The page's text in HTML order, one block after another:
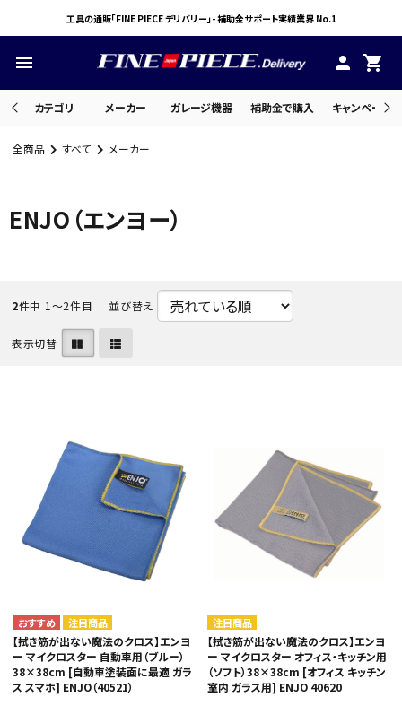
工具の通販「FINE PIECE デリバリー」- 補助金サポート実績業界 No.1
menu person shopping_cart
カテゴリ メーカー ガレージ機器 補助金で購入 キャンペーン
meeting_room ログイン person 会員登録
カテゴリから選ぶ
ガレージ機器
補助金で購入
全商品 すべて メーカー
ENJO（エンヨー）
2件中 1〜2件目 並び替え
表示切替
注目商品
【拭き筋が出ない魔法のクロス】エンヨ
ー マイクロスター 自動車用（ブルー）
38×38cm [自動車塗装面に最適 ガラ
ス スマホ] ENJO（40521）
注目商品
【拭き筋が出ない魔法のクロス】エンヨ
ー マイクロスター オフィス・キッチン用
（ソフト）38×38cm [オフィス キッチン
室内 ガラス用] ENJO 40620